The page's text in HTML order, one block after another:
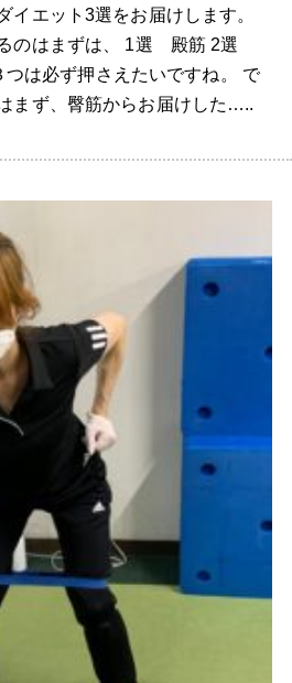
イエット3選をお届けします。
のはまずは、 1選 殿筋 2選
は必ず押さえたいですね。 で
まず、臀筋からお届けした…..